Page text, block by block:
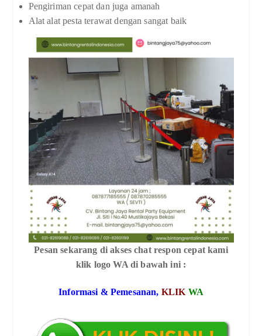
Pengiriman cepat dan juga amanah
Alat alat pesta terawat dengan sangat baik
Pesan sekarang di akses chat respon cepat kami
klik logo WA di bawah ini :
Informasi & Pemesanan, KLIK WA